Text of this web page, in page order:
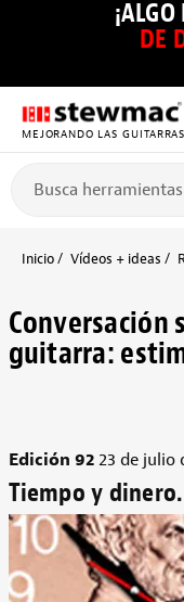
DE
MEJORANDO LAS GUITARRAS
Inicio Vídeos + ideas
Conversación
guitarra:
Edición 9223 de julio
Tiempo y dinero.